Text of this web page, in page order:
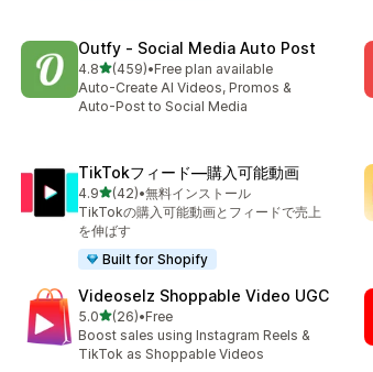
Outfy ‑ Social Media Auto Post
4.85つ星中
(459)
合計レビュー数：459件
•Free plan available
Auto-Create AI Videos, Promos &
Auto-Post to Social Media
TikTokフィード—購入可能動画
4.95つ星中
(42)
合計レビュー数：42件
•無料インストール
TikTokの購入可能動画とフィードで売上
を伸ばす
Built for Shopify
Videoselz Shoppable Video UGC
5.05つ星中
(26)
合計レビュー数：26件
•Free
Boost sales using Instagram Reels &
TikTok as Shoppable Videos